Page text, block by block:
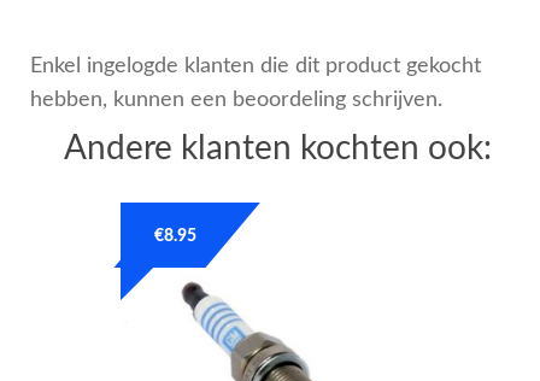
Enkel ingelogde klanten die dit product gekocht
hebben, kunnen een beoordeling schrijven.
Andere klanten kochten ook:
€8.95